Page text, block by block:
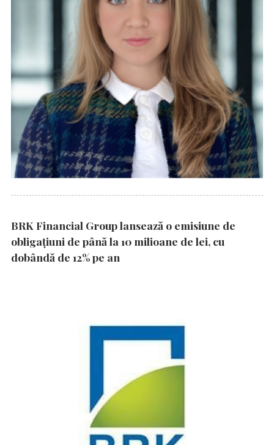
BRK Financial Group lansează o emisiune de
obligațiuni de până la 10 milioane de lei, cu
dobândă de 12% pe an